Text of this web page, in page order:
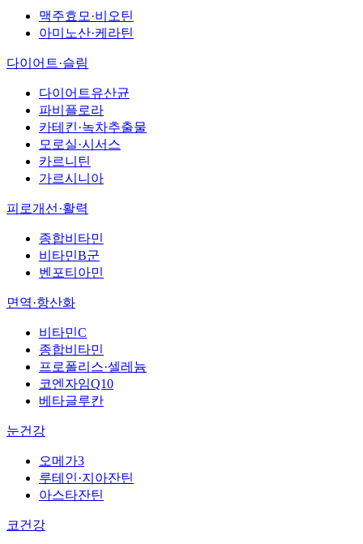
맥주효모·비오틴
아미노산·케라틴
다이어트·슬림
다이어트유산균
파비플로라
카테킨·녹차추출물
모로실·시서스
카르니틴
가르시니아
피로개선·활력
종합비타민
비타민B군
벤포티아민
면역·항산화
비타민C
종합비타민
프로폴리스·셀레늄
코엔자임Q10
베타글루칸
눈건강
오메가3
루테인·지아잔틴
아스타잔틴
코건강